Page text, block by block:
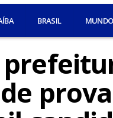
BRASIL MUNDO